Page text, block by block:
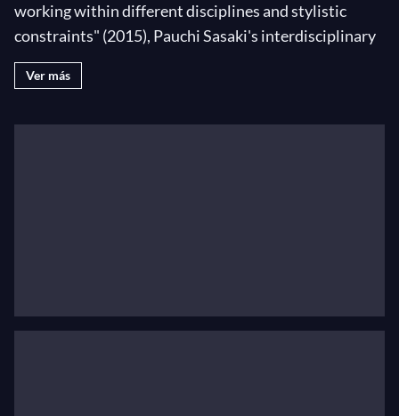
working within different disciplines and stylistic
constraints" (2015), Pauchi Sasaki's interdisciplinary
approach integrates musical composition with the
design of multimedia performances and the
website
Ver más